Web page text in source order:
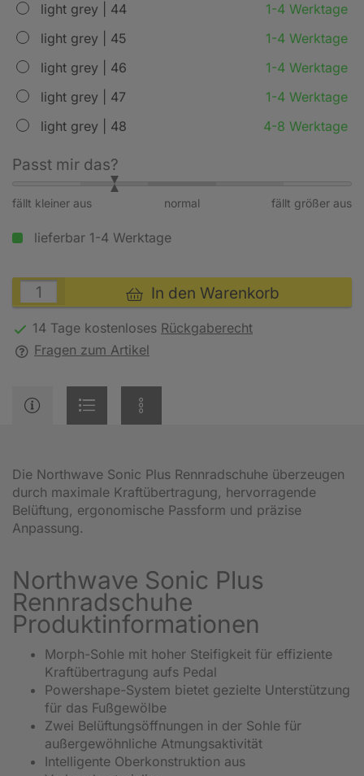
light grey | 44
1-4 Werktage
light grey | 45
1-4 Werktage
light grey | 46
1-4 Werktage
light grey | 47
1-4 Werktage
light grey | 48
4-8 Werktage
Passt mir das?
fällt kleiner aus fällt größer aus
normal
lieferbar 1-4 Werktage
In den Warenkorb
14 Tage kostenloses Rückgaberecht
Fragen zum Artikel
Die Northwave Sonic Plus Rennradschuhe überzeugen
durch maximale Kraftübertragung, hervorragende
Belüftung, ergonomische Passform und präzise
Anpassung.
Northwave Sonic Plus
Rennradschuhe
Produktinformationen
Morph-Sohle mit hoher Steifigkeit für effiziente
Kraftübertragung aufs Pedal
Powershape-System bietet gezielte Unterstützung
für das Fußgewölbe
Zwei Belüftungsöffnungen in der Sohle für
außergewöhnliche Atmungsaktivität
Intelligente Oberkonstruktion aus